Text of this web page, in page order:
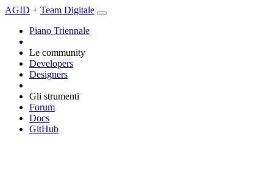
AGID + Team Digitale
Piano Triennale
Le community
Developers
Designers
Gli strumenti
Forum
Docs
GitHub